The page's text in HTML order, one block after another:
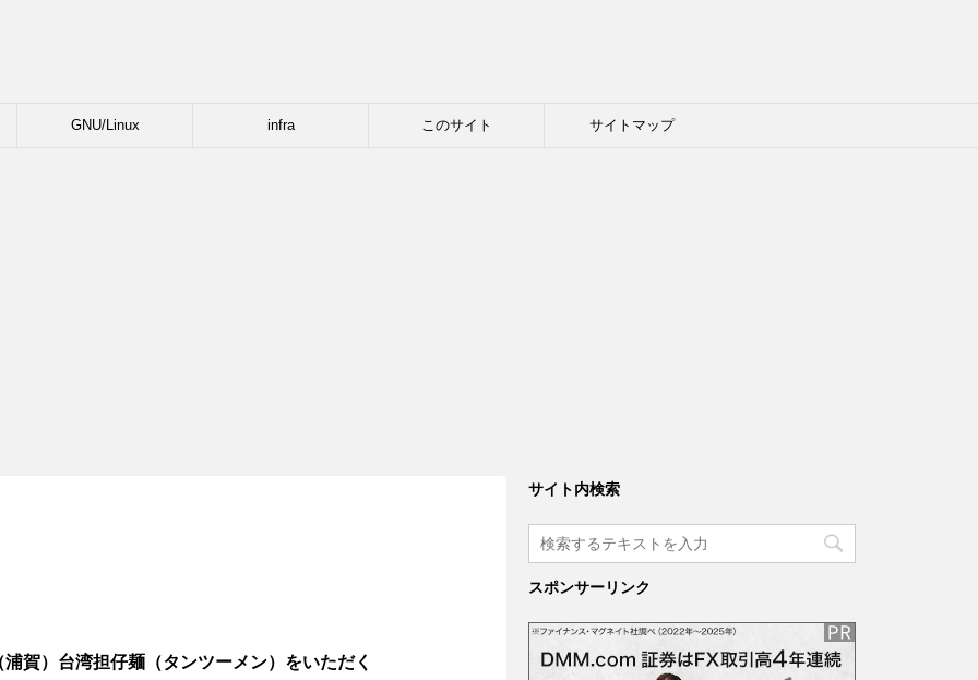
GNU/Linux infra このサイト サイトマップ
賀）台湾担仔麺（タンツーメン）をいただく
サイト内検索
スポンサーリンク